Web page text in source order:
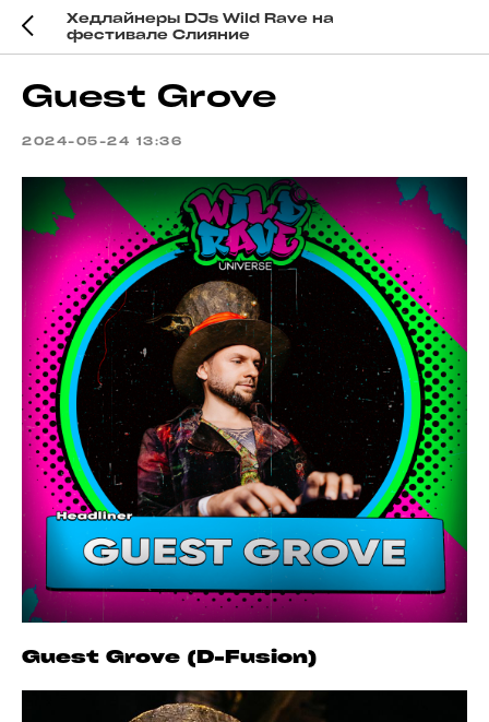
Хедлайнеры DJs Wild Rave на
фестивале Слияние
Guest Grove
2024-05-24 13:36
Guest Grove (D-Fusion)